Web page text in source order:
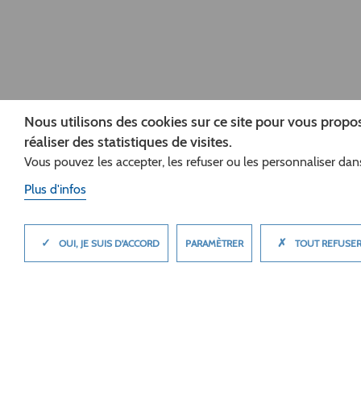
Nous utilisons des cookies sur ce site pour vous
réaliser des statistiques de visites.
Vous pouvez les accepter, les refuser ou les personnaliser
Plus d'infos
✓ OUI, JE SUIS D'ACCORD PARAMÈTRER ✗ TOUT REFUSER
MASQUER